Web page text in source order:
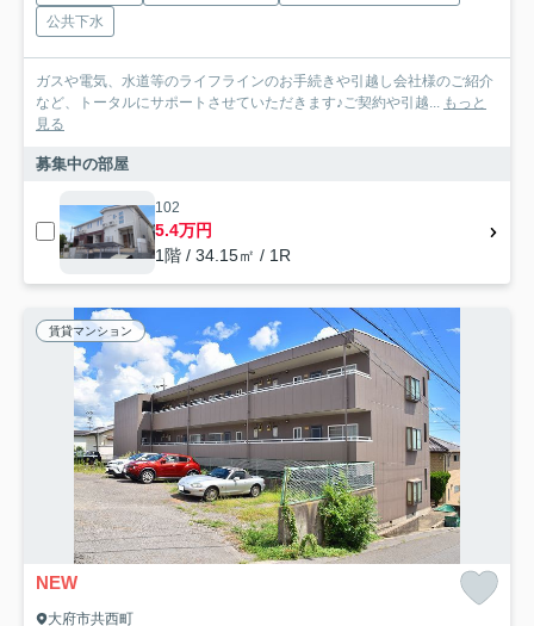
公共下水
ガスや電気、水道等のライフラインのお手続きや引越し会社様のご紹介
など、トータルにサポートさせていただきます♪ご契約や引越...
もっと
見る
募集中の部屋
102
5.4万円
1階 / 34.15㎡ / 1R
賃貸マンション
NEW
大府市共西町